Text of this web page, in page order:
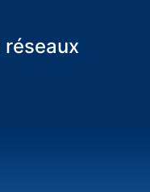
réseaux